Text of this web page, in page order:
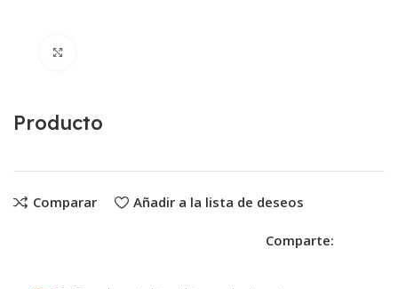
Producto
Comparar Añadir a la lista de deseos
Comparte: